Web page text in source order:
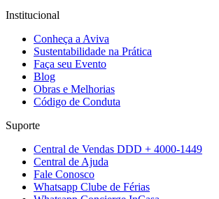
Institucional
Conheça a Aviva
Sustentabilidade na Prática
Faça seu Evento
Blog
Obras e Melhorias
Código de Conduta
Suporte
Central de Vendas DDD + 4000-1449
Central de Ajuda
Fale Conosco
Whatsapp Clube de Férias